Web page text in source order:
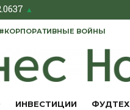
▲
#КОРПОРАТИВНЫЕ ВОЙНЫ
ИНВЕСТИЦИИ ФУДТЕХ